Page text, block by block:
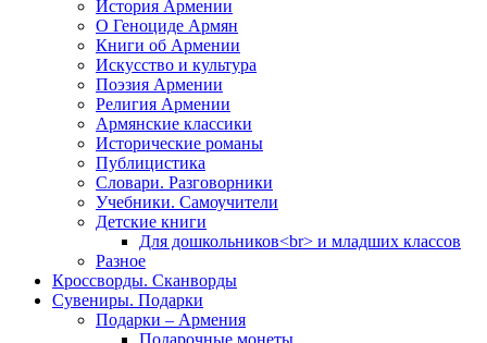
История Армении
О Геноциде Армян
Книги об Армении
Иcкусство и культура
Поэзия Армении
Религия Армении
Армянские классики
Исторические романы
Публицистика
Словари. Разговорники
Учебники. Самоучители
Детские книги
Для дошкольников<br> и младших классов
Разное
Кроссворды. Сканворды
Сувениры. Подарки
Подарки – Армения
Подарочные монеты